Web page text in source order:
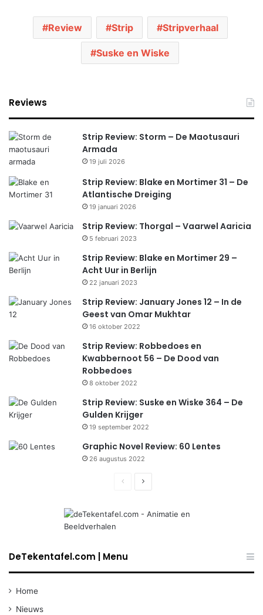
Review Strip Stripverhaal
Suske en Wiske
Reviews
Strip Review: Storm – De Maotusauri
Armada
19 juli 2026
Strip Review: Blake en Mortimer 31 – De
Atlantische Dreiging
19 januari 2026
Strip Review: Thorgal – Vaarwel Aaricia
5 februari 2023
Strip Review: Blake en Mortimer 29 –
Acht Uur in Berlijn
22 januari 2023
Strip Review: January Jones 12 – In de
Geest van Omar Mukhtar
16 oktober 2022
Strip Review: Robbedoes en
Kwabbernoot 56 – De Dood van
Robbedoes
8 oktober 2022
Strip Review: Suske en Wiske 364 – De
Gulden Krijger
19 september 2022
Graphic Novel Review: 60 Lentes
26 augustus 2022
PreviousNext
DeTekentafel.com | Menu
Home
Nieuws